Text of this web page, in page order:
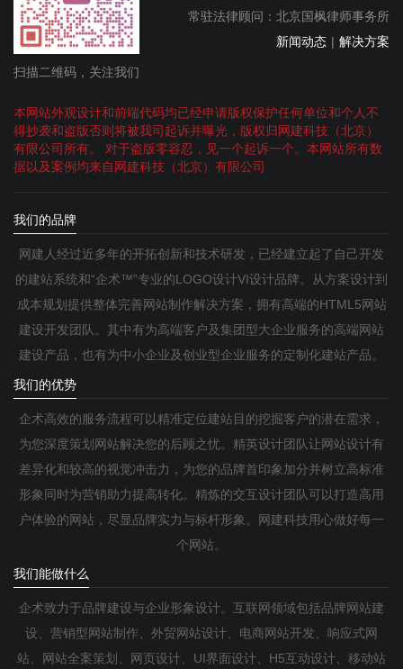
扫描二维码，关注我们
常驻法律顾问：北京国枫律师事务所
新闻动态 | 解决方案
本网站外观设计和前端代码均已经申请版权保护任何单位和个人不
得抄袭和盗版否则将被我司起诉并曝光，版权归网建科技（北京）
有限公司所有。 对于盗版零容忍，见一个起诉一个。本网站所有数
据以及案例均来自网建科技（北京）有限公司
我们的品牌
网建人经过近多年的开拓创新和技术研发，已经建立起了自己开发
的建站系统和“企术™”专业的LOGO设计VI设计品牌。从方案设计到
成本规划提供整体完善网站制作解决方案，拥有高端的HTML5网站
建设开发团队。其中有为高端客户及集团型大企业服务的高端网站
建设产品，也有为中小企业及创业型企业服务的定制化建站产品。
我们的优势
企术高效的服务流程可以精准定位建站目的挖掘客户的潜在需求，
为您深度策划网站解决您的后顾之忧。精英设计团队让网站设计有
差异化和较高的视觉冲击力，为您的品牌首印象加分并树立高标准
形象同时为营销助力提高转化。精炼的交互设计团队可以打造高用
户体验的网站，尽显品牌实力与标杆形象。网建科技用心做好每一
个网站。
我们能做什么
企术致力于品牌建设与企业形象设计。互联网领域包括品牌网站建
设、营销型网站制作、外贸网站设计、电商网站开发、响应式网
站、网站全案策划、网页设计、UI界面设计、H5互动设计、移动站